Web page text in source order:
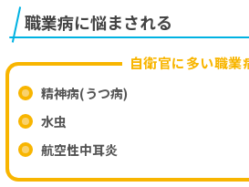
職業病に悩まされる
自衛官に多い職業
精神病(うつ病)
水虫
航空性中耳炎